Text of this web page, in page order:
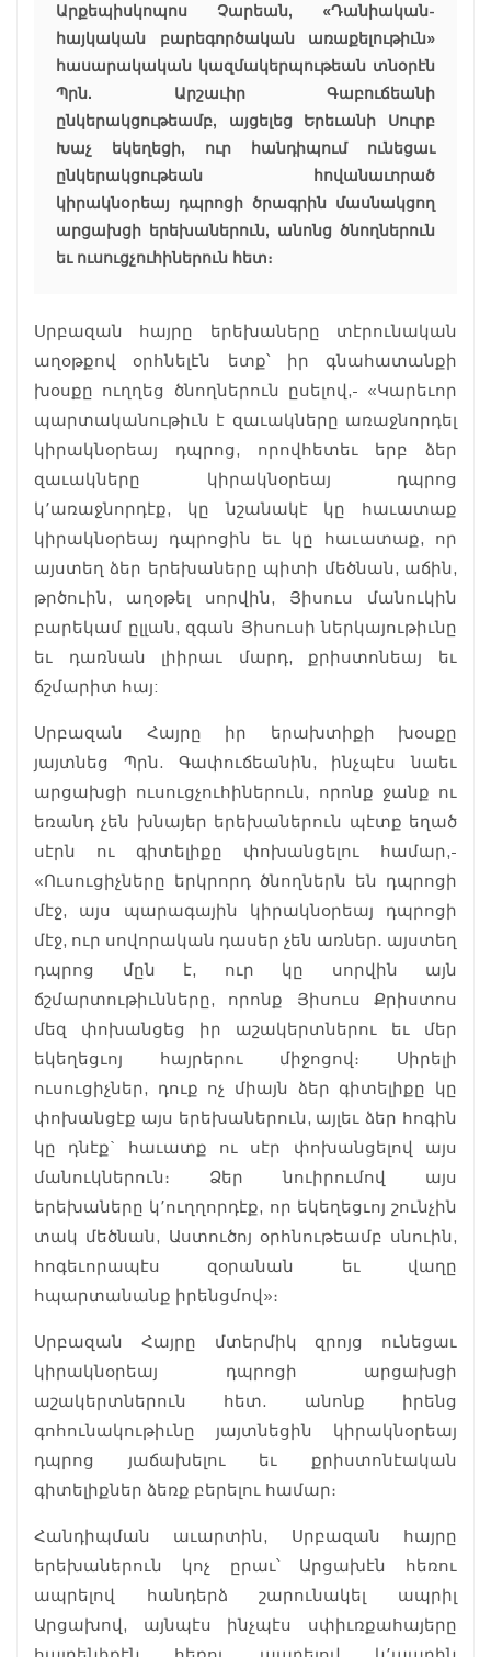
Արքեպիսկոպոս Չարեան, «Դանիական-
հայկական բարեգործական առաքելութիւն»
հասարակական կազմակերպութեան տնօրէն
Պրն. Արշաւիր Գաբուճեանի
ընկերակցութեամբ, այցելեց Երեւանի Սուրբ
Խաչ եկեղեցի, ուր հանդիպում ունեցաւ
ընկերակցութեան հովանաւորած
կիրակնօրեայ դպրոցի ծրագրին մասնակցող
արցախցի երեխաներուն, անոնց ծնողներուն
եւ ուսուցչուհիներուն հետ։
Սրբազան հայրը երեխաները տէրունական
աղօթքով օրհնելէն ետք՝ իր գնահատանքի
խօսքը ուղղեց ծնողներուն ըսելով,- «Կարեւոր
պարտականութիւն է զաւակները առաջնորդել
կիրակնօրեայ դպրոց, որովհետեւ երբ ձեր
զաւակները կիրակնօրեայ դպրոց
կ՚առաջնորդէք, կը նշանակէ կը հաւատաք
կիրակնօրեայ դպրոցին եւ կը հաւատաք, որ
այստեղ ձեր երեխաները պիտի մեծնան, աճին,
թրծուին, աղօթել սորվին, Յիսուս մանուկին
բարեկամ ըլլան, զգան Յիսուսի ներկայութիւնը
եւ դառնան լիիրաւ մարդ, քրիստոնեայ եւ
ճշմարիտ հայ:
Սրբազան Հայրը իր երախտիքի խօսքը
յայտնեց Պրն. Գափուճեանին, ինչպէս նաեւ
արցախցի ուսուցչուհիներուն, որոնք ջանք ու
եռանդ չեն խնայեր երեխաներուն պէտք եղած
սէրն ու գիտելիքը փոխանցելու համար,-
«Ուսուցիչները երկրորդ ծնողներն են դպրոցի
մէջ, այս պարագային կիրակնօրեայ դպրոցի
մէջ, ուր սովորական դասեր չեն առներ․ այստեղ
դպրոց մըն է, ուր կը սորվին այն
ճշմարտութիւնները, որոնք Յիսուս Քրիստոս
մեզ փոխանցեց իր աշակերտներու եւ մեր
եկեղեցւոյ հայրերու միջոցով։ Սիրելի
ուսուցիչներ, դուք ոչ միայն ձեր գիտելիքը կը
փոխանցէք այս երեխաներուն, այլեւ ձեր հոգին
կը դնէք` հաւատք ու սէր փոխանցելով այս
մանուկներուն։ Ձեր նուիրումով այս
երեխաները կ՚ուղղորդէք, որ եկեղեցւոյ շունչին
տակ մեծնան, Աստուծոյ օրհնութեամբ սնուին,
հոգեւորապէս զօրանան եւ վաղը
հպարտանանք իրենցմով»։
Սրբազան Հայրը մտերմիկ զրոյց ունեցաւ
կիրակնօրեայ դպրոցի արցախցի
աշակերտներուն հետ. անոնք իրենց
գոհունակութիւնը յայտնեցին կիրակնօրեայ
դպրոց յաճախելու եւ քրիստոնէական
գիտելիքներ ձեռք բերելու համար։
Հանդիպման աւարտին, Սրբազան հայրը
երեխաներուն կոչ ըրաւ՝ Արցախէն հեռու
ապրելով հանդերձ շարունակել ապրիլ
Արցախով, այնպէս ինչպէս սփիւռքահայերը